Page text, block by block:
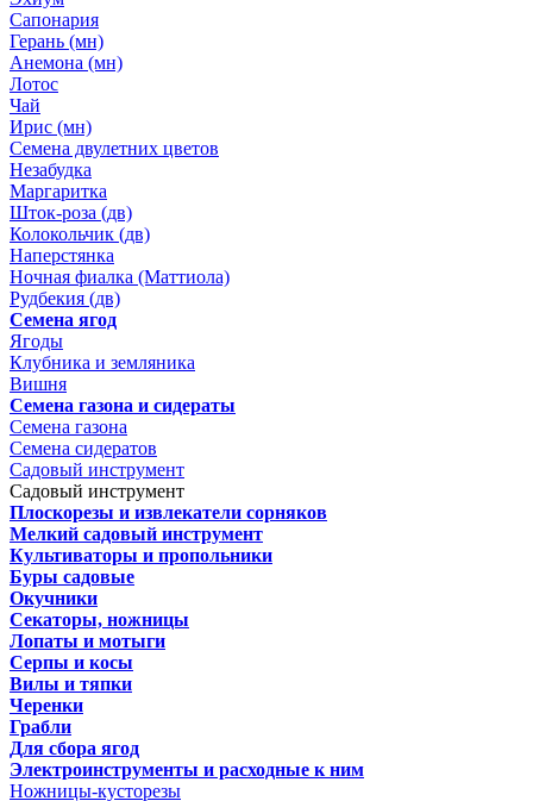
Сапонария
Герань (мн)
Анемона (мн)
Лотос
Чай
Ирис (мн)
Семена двулетних цветов
Незабудка
Маргаритка
Шток-роза (дв)
Колокольчик (дв)
Наперстянка
Ночная фиалка (Маттиола)
Рудбекия (дв)
Семена ягод
Ягоды
Клубника и земляника
Вишня
Семена газона и сидераты
Семена газона
Семена сидератов
Садовый инструмент
Садовый инструмент
Плоскорезы и извлекатели сорняков
Мелкий садовый инструмент
Культиваторы и пропольники
Буры садовые
Окучники
Секаторы, ножницы
Лопаты и мотыги
Серпы и косы
Вилы и тяпки
Черенки
Грабли
Для сбора ягод
Электроинструменты и расходные к ним
Ножницы-кусторезы